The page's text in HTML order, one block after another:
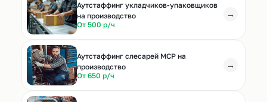
Аутстаффинг укладчиков-упаковщиков
на производство
От 500 р/ч
→
Аутстаффинг слесарей МСР на
производство
От 650 р/ч
→